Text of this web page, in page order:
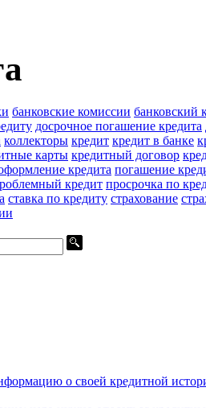
банковские комиссии банковский
досрочное погашение кредита
коллекторы кредит кредит в банке
карты кредитный договор
кредита погашение
кредит просрочка по
ставка по кредиту страхование
о своей кредитной